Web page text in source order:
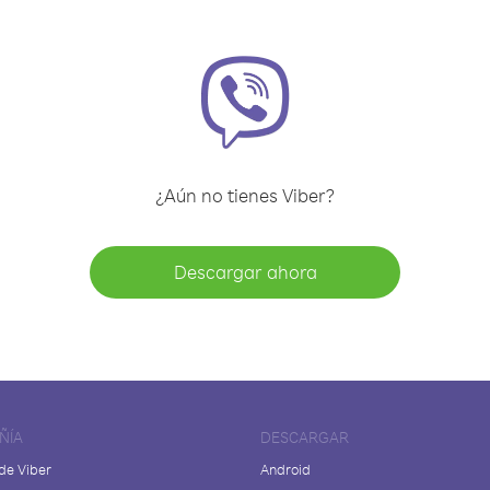
¿Aún no tienes Viber?
Descargar ahora
Viber
DESCARGAR
Android